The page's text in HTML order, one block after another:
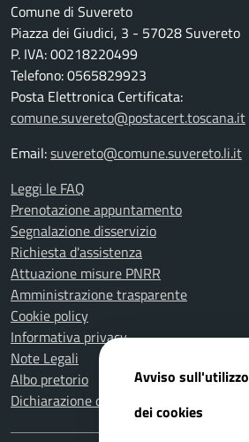
Comune di Suvereto
Piazza dei Giudici, 3 - 57028 Suvereto
P. IVA: 00218220499
Telefono: 0565829923
Posta Elettronica Certificata:
comune.suvereto@postacert.toscana.it
Email:suvereto@comune.suvereto.li.it
Leggi le FAQ
Prenotazione appuntamento
Segnalazione disservizio
Richiesta d'assistenza
Attuazione misure PNRR
Amministrazione trasparente
Cookie policy
Informativa privacy
Note Legali
Albo pretorio
Dichiarazione di accessibilità
Avviso sull'utilizzo
dei cookies